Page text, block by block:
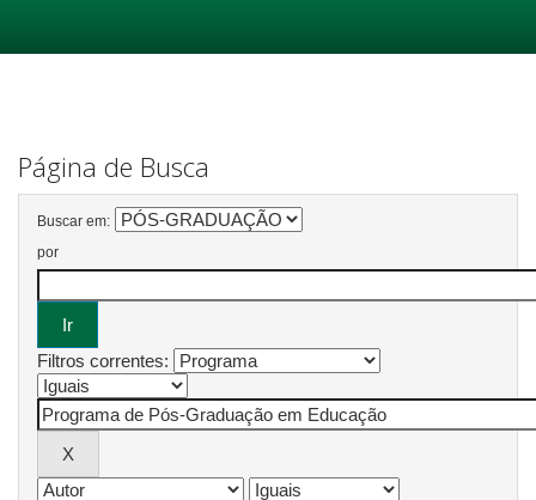
Página de Busca
Buscar em:
por
Filtros correntes: